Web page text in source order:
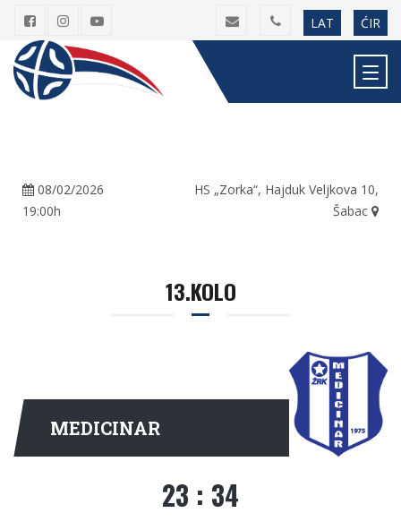
LAT ĆIR
08/02/2026
19:00h
HS „Zorka“, Hajduk Veljkova 10,
Šabac
13.KOLO
MEDICINAR
23 : 34